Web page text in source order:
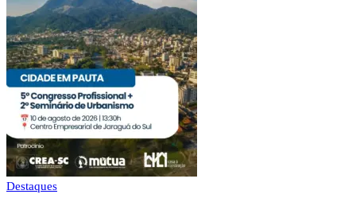
Destaques